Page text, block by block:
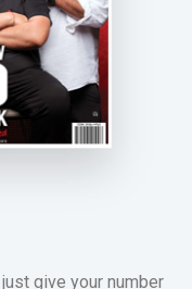
give your number